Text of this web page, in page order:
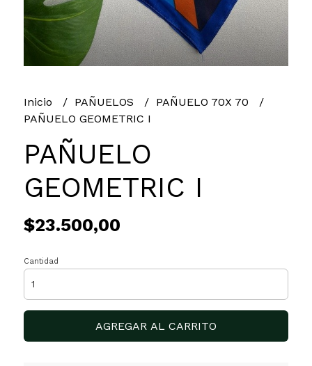
Inicio PAÑUELOS
PAÑUELO 70X 70
PAÑUELO GEOMETRIC I
PAÑUELO
GEOMETRIC I
$23.500,00
Cantidad
AGREGAR AL CARRITO